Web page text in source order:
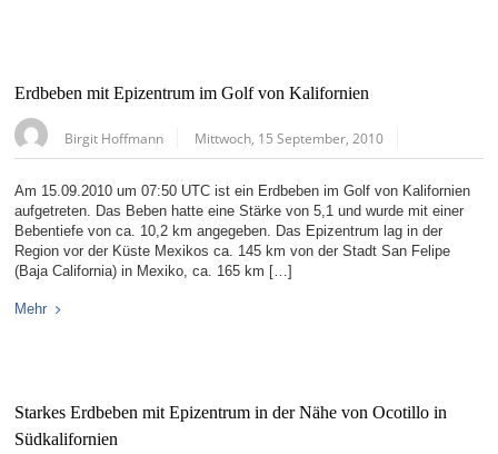
Erdbeben mit Epizentrum im Golf von Kalifornien
Birgit Hoffmann Mittwoch, 15 September, 2010
Am 15.09.2010 um 07:50 UTC ist ein Erdbeben im Golf von Kalifornien
aufgetreten. Das Beben hatte eine Stärke von 5,1 und wurde mit einer
Bebentiefe von ca. 10,2 km angegeben. Das Epizentrum lag in der
Region vor der Küste Mexikos ca. 145 km von der Stadt San Felipe
(Baja California) in Mexiko, ca. 165 km […]
Mehr
Starkes Erdbeben mit Epizentrum in der Nähe von Ocotillo in
Südkalifornien